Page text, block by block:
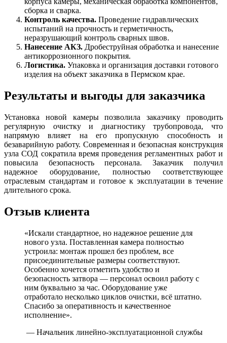
сборка и сварка.
Контроль качества. Проведение гидравлических
испытаний на прочность и герметичность,
неразрушающий контроль сварных швов.
Нанесение АКЗ. Дробеструйная обработка и нанесение
антикоррозионного покрытия.
Логистика. Упаковка и организация доставки готового
изделия на объект заказчика в Пермском крае.
Результаты и выгоды для заказчика
Установка новой камеры позволила заказчику проводить
регулярную очистку и диагностику трубопровода, что
напрямую влияет на его пропускную способность и
безаварийную работу. Современная и безопасная конструкция
узла СОД сократила время проведения регламентных работ и
повысила безопасность персонала. Заказчик получил
надежное оборудование, полностью соответствующее
отраслевым стандартам и готовое к эксплуатации в течение
длительного срока.
Отзыв клиента
«Искали стандартное, но надежное решение для
нового узла. Поставленная камера полностью
устроила: монтаж прошел без проблем, все
присоединительные размеры соответствуют.
Особенно хочется отметить удобство и
безопасность затвора — персонал освоил работу с
ним буквально за час. Оборудование уже
отработало несколько циклов очистки, всё штатно.
Спасибо за оперативность и качественное
исполнение».
— Начальник линейно-эксплуатационной службы